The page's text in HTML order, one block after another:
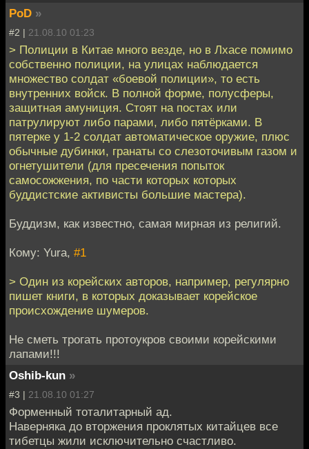
PoD »
#2 | 21.08.10 01:23
> Полиции в Китае много везде, но в Лхасе помимо
собственно полиции, на улицах наблюдается
множество солдат «боевой полиции», то есть
внутренних войск. В полной форме, полусферы,
защитная амуниция. Стоят на постах или
патрулируют либо парами, либо пятёрками. В
пятерке у 1-2 солдат автоматическое оружие, плюс
обычные дубинки, гранаты со слезоточивым газом и
огнетушители (для пресечения попыток
самосожжения, по части которых которых
буддистские активисты большие мастера).
Буддизм, как известно, самая мирная из религий.
Кому: Yura, #1
> Один из корейских авторов, например, регулярно
пишет книги, в которых доказывает корейское
происхождение шумеров.
Не сметь трогать протоукров своими корейскими
лапами!!!
Oshib-kun »
#3 | 21.08.10 01:27
Форменный тоталитарный ад.
Наверняка до вторжения проклятых китайцев все
тибетцы жили исключительно счастливо.